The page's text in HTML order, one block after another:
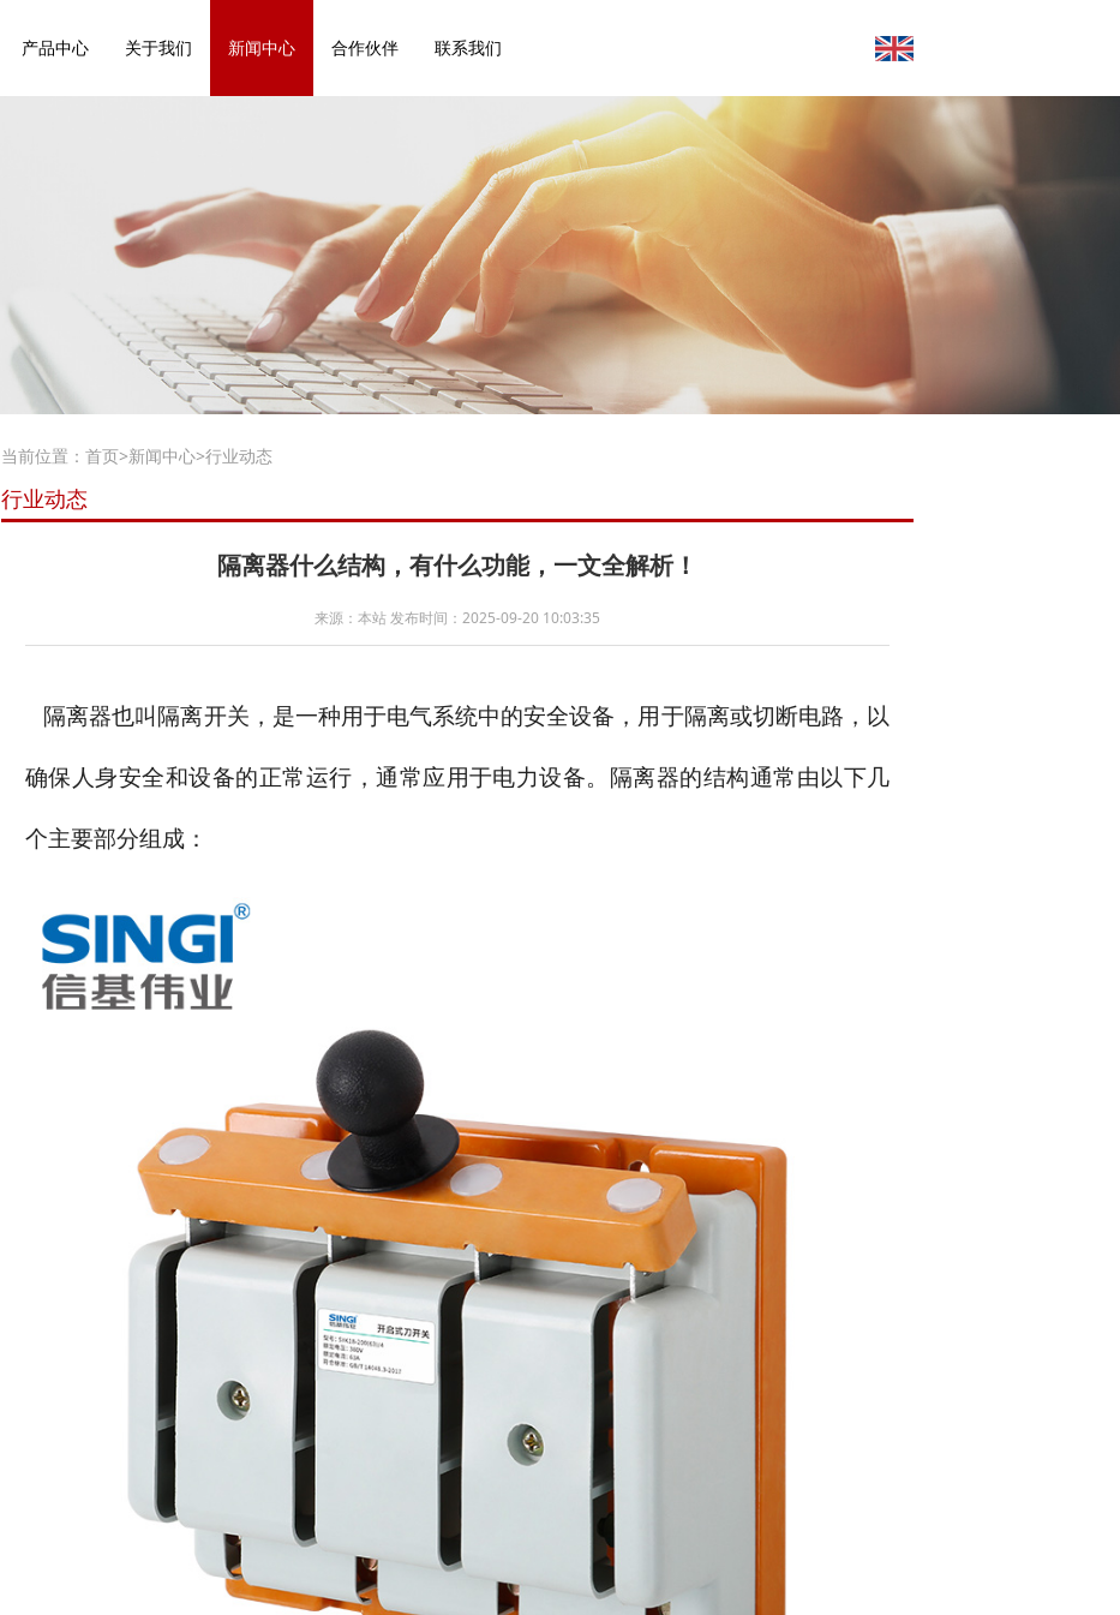
产品中心 关于我们 新闻中心 合作伙伴 联系我们
当前位置： 首页>新闻中心>行业动态
行业动态
隔离器什么结构，有什么功能，一文全解析！
来源：本站 发布时间：2025-09-20 10:03:35
隔离器也叫隔离开关， 是一种用于电气系统中的安全设备，用于隔离或切断电路，以
确保人身安全和设备的正常运行，通常应用于电力设备。隔离器的结构通常由以下几
个主要部分组成：